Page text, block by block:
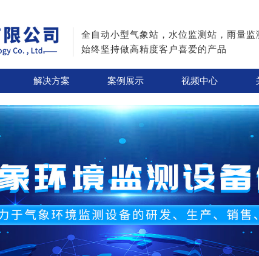
全自动小型气象站，水位监测站，雨量监
始终坚持做高精度客户喜爱的产品
解决方案 案例展示 视频中心